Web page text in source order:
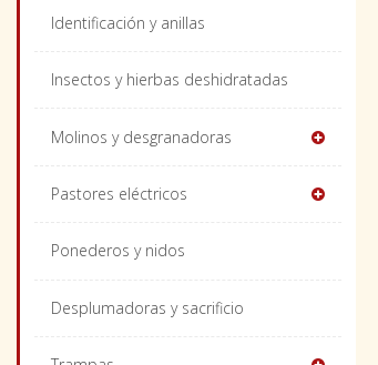
Identificación y anillas
Insectos y hierbas deshidratadas
Molinos y desgranadoras
Pastores eléctricos
Ponederos y nidos
Desplumadoras y sacrificio